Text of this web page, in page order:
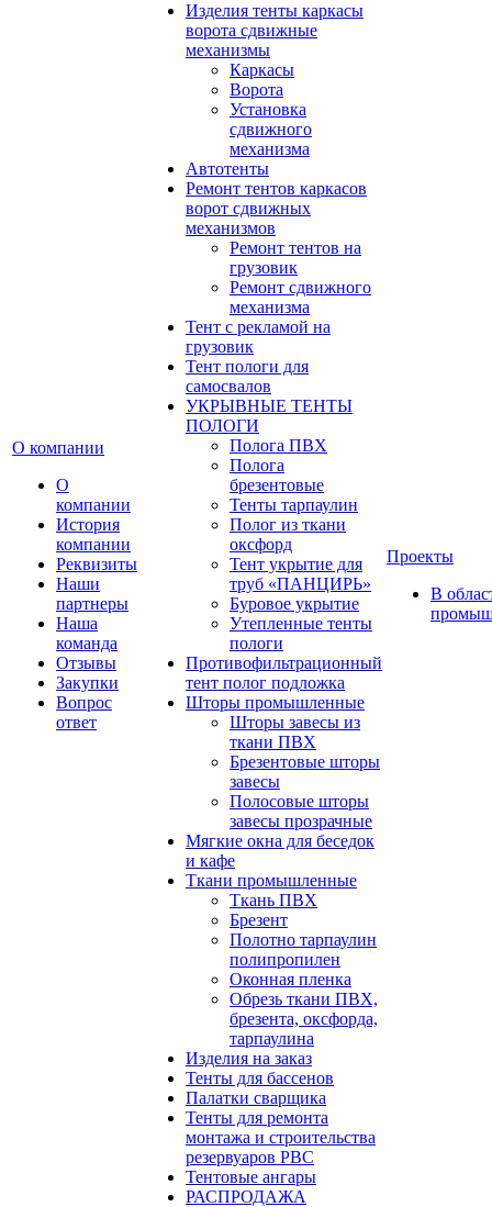
О компании
О
компании
История
компании
Реквизиты
Наши
партнеры
Наша
команда
Отзывы
Закупки
Вопрос
ответ
Изделия тенты каркасы
ворота сдвижные
механизмы
Каркасы
Ворота
Установка
сдвижного
механизма
Автотенты
Ремонт тентов каркасов
ворот сдвижных
механизмов
Ремонт тентов на
грузовик
Ремонт сдвижного
механизма
Тент с рекламой на
грузовик
Тент пологи для
самосвалов
УКРЫВНЫЕ ТЕНТЫ
ПОЛОГИ
Полога ПВХ
Полога
брезентовые
Тенты тарпаулин
Полог из ткани
оксфорд
Тент укрытие для
труб «ПАНЦИРЬ»
Буровое укрытие
Утепленные тенты
пологи
Противофильтрационный
тент полог подложка
Шторы промышленные
Шторы завесы из
ткани ПВХ
Брезентовые шторы
завесы
Полосовые шторы
завесы прозрачные
Мягкие окна для беседок
и кафе
Ткани промышленные
Ткань ПВХ
Брезент
Полотно тарпаулин
полипропилен
Оконная пленка
Обрезь ткани ПВХ,
брезента, оксфорда,
тарпаулина
Изделия на заказ
Тенты для бассенов
Палатки сварщика
Тенты для ремонта
монтажа и строительства
резервуаров РВС
Тентовые ангары
РАСПРОДАЖА
Проекты
В